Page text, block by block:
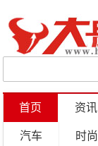
首页 资讯
汽车 时尚